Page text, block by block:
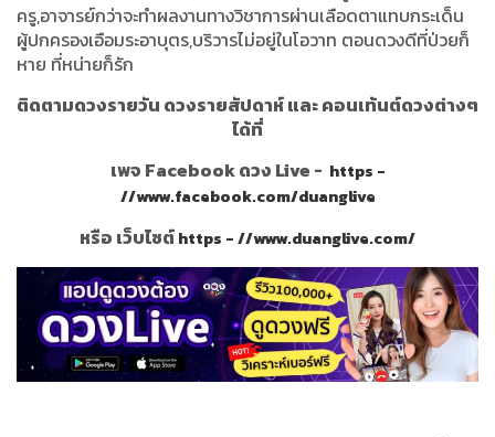
ครู,อาจารย์กว่าจะทำผลงานทางวิชาการผ่านเลือดตาแทบกระเด็น
ผู้ปกครองเอือมระอาบุตร,บริวารไม่อยู่ในโอวาท ตอนดวงดีที่ป่วยก็
หาย ที่หน่ายก็รัก
ติดตามดวงรายวัน ดวงรายสัปดาห์ และ คอนเท้นต์ดวงต่างๆ
ได้ที่
เพจ Facebook ดวง Live - https -
//www.facebook.com/duanglive
หรือ เว็บไซต์https - //www.duanglive.com/